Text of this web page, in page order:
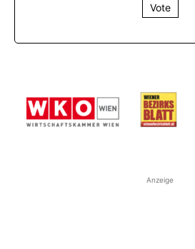
Vote
Anzeige